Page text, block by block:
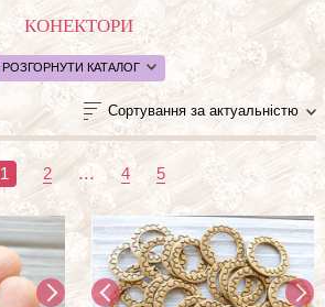
КОНЕКТОРИ
РОЗГОРНУТИ КАТАЛОГ
Сортування за актуальністю
1 2 ... 4 5